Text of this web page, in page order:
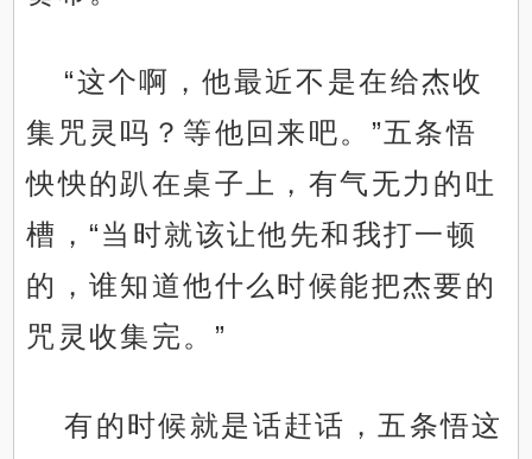
“这个啊，他最近不是在给杰收
集咒灵吗？等他回来吧。”五条悟
怏怏的趴在桌子上，有气无力的吐
槽，“当时就该让他先和我打一顿
的，谁知道他什么时候能把杰要的
咒灵收集完。”
有的时候就是话赶话，五条悟这